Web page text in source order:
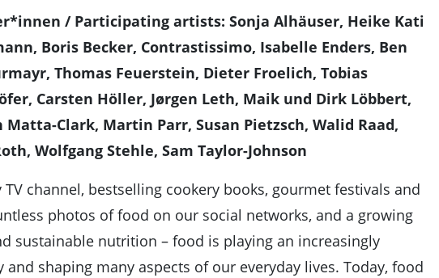
/ Participating artists: Sonja Alhäuser, Heike Kati
Boris Becker, Contrastissimo, Isabelle Enders, Ben
Thomas Feuerstein, Dieter Froelich, Tobias
Carsten Höller, Jørgen Leth, Maik und Dirk Löbbert,
Matta-Clark, Martin Parr, Susan Pietzsch, Walid Raad,
Wolfgang Stehle, Sam Taylor-Johnson
TV channel, bestselling cookery books, gourmet festivals and
photos of food on our social networks, and a growing
sustainable nutrition – food is playing an increasingly
shaping many aspects of our everyday lives. Today, food